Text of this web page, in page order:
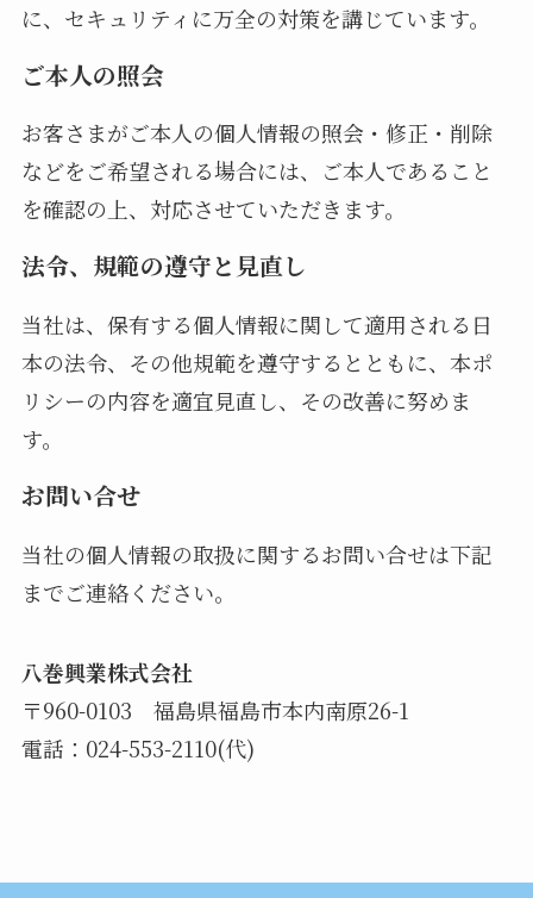
に、セキュリティに万全の対策を講じています。
ご本人の照会
お客さまがご本人の個人情報の照会・修正・削除
などをご希望される場合には、ご本人であること
を確認の上、対応させていただきます。
法令、規範の遵守と見直し
当社は、保有する個人情報に関して適用される日
本の法令、その他規範を遵守するとともに、本ポ
リシーの内容を適宜見直し、その改善に努めま
す。
お問い合せ
当社の個人情報の取扱に関するお問い合せは下記
までご連絡ください。
八巻興業株式会社
〒960-0103 福島県福島市本内南原26-1
電話：024-553-2110(代)